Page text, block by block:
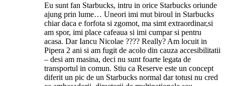
Eu sunt fan Starbucks, intru in orice Starbucks oriunde
ajung prin lume… Uneori imi mut biroul in Starbucks
chiar daca e forfota si zgomot, ma simt extraordinar,si
am spor, imi place cafeaua si imi cumpar si pentru
acasa. Dar Iancu Nicolae ???? Really? Am locuit in
Pipera 2 ani si am fugit de acolo din cauza accesibilitatii
– desi am masina, deci nu sunt foarte legata de
transportul in comun. Stiu ca Reserve este un concept
diferit un pic de un Starbucks normal dar totusi nu cred